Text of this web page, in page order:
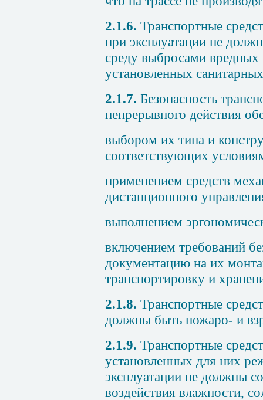
2.1.6. Транспортные
при эксплуатации не
среду выбросами
установленных
2.1.7. Безопасность
непрерывного действия
выбором их типа и
соответствующих
применением средств
дистанционного
выполнением
включением требований
документацию на их
транспортировку и
2.1.8. Транспортные
должны быть пожаро- и
2.1.9. Транспортные
установленных для них
эксплуатации не должны
воздействия влажности,